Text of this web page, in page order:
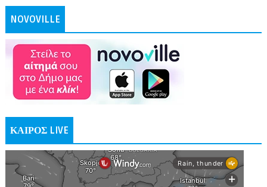
NOVOVILLE
ΚΑΙΡΟΣ LIVE